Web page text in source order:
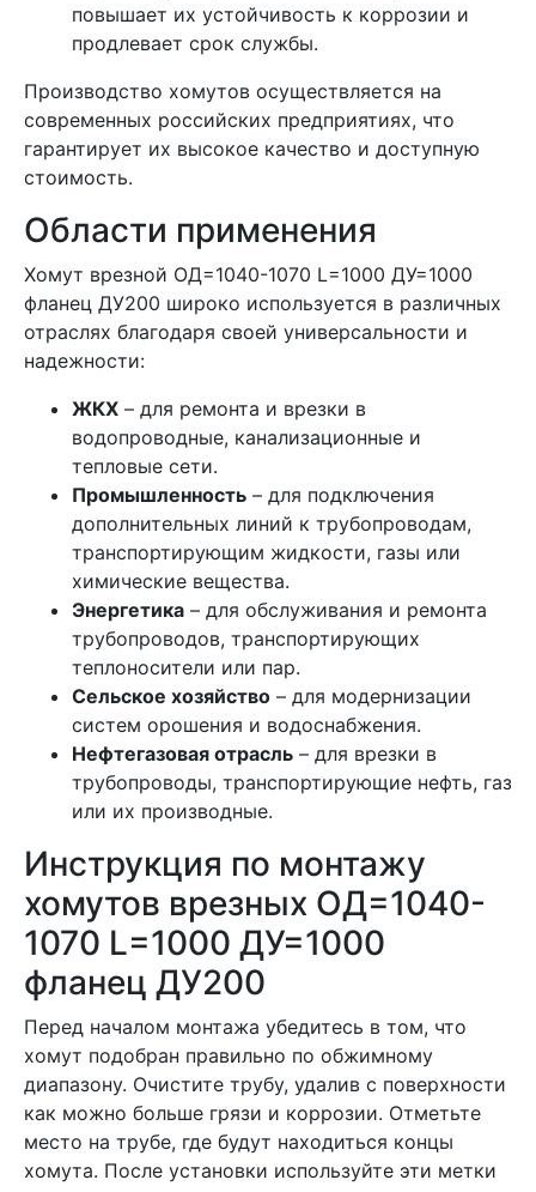
повышает их устойчивость к коррозии и
продлевает срок службы.
Производство хомутов осуществляется на
современных российских предприятиях, что
гарантирует их высокое качество и доступную
стоимость.
Области применения
хомут врезной ОД=1040-1070 L=1000 ДУ=1000
фланец ДУ200 широко используется в различных
отраслях благодаря своей универсальности и
надежности:
ЖКХ – для ремонта и врезки в
водопроводные, канализационные и
тепловые сети.
Промышленность – для подключения
дополнительных линий к трубопроводам,
транспортирующим жидкости, газы или
химические вещества.
Энергетика – для обслуживания и ремонта
трубопроводов, транспортирующих
теплоносители или пар.
Сельское хозяйство – для модернизации
систем орошения и водоснабжения.
Нефтегазовая отрасль – для врезки в
трубопроводы, транспортирующие нефть, газ
или их производные.
Инструкция по монтажу
хомутов врезных ОД=1040-
1070 L=1000 ДУ=1000
фланец ДУ200
Перед началом монтажа убедитесь в том, что
хомут подобран правильно по обжимному
диапазону. Очистите трубу, удалив с поверхности
как можно больше грязи и коррозии. Отметьте
место на трубе, где будут находиться концы
хомута. После установки используйте эти метки